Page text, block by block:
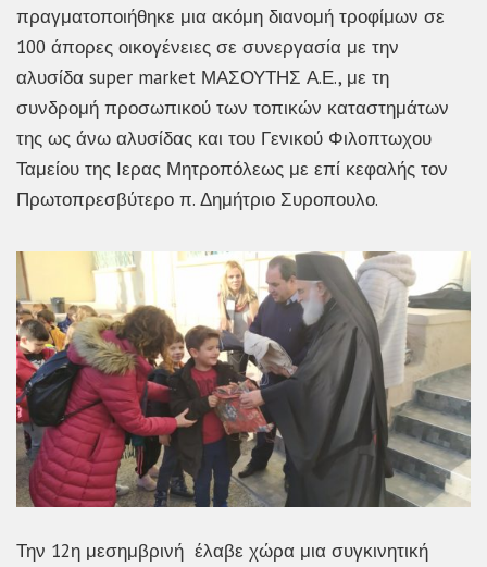
πραγματοποιήθηκε μια ακόμη διανομή τροφίμων σε
100 άπορες οικογένειες σε συνεργασία με την
αλυσίδα super market ΜΑΣΟΥΤΗΣ Α.Ε., με τη
συνδρομή προσωπικού των τοπικών καταστημάτων
της ως άνω αλυσίδας και του Γενικού Φιλοπτωχου
Ταμείου της Ιερας Μητροπόλεως με επί κεφαλής τον
Πρωτοπρεσβύτερο π. Δημήτριο Συροπουλο.
Την 12η μεσημβρινή έλαβε χώρα μια συγκινητική